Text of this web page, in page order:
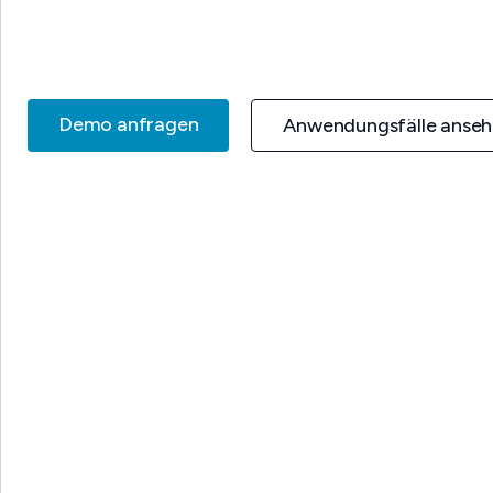
Demo anfragen Anwendungsfälle